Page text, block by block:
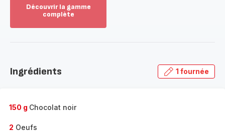
Découvrir la gamme
complète
gamme
Ingrédients 1 fournée
150 g Chocolat noir
2 Oeufs